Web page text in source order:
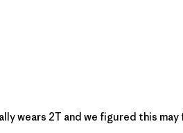
wears 2T and we figured this